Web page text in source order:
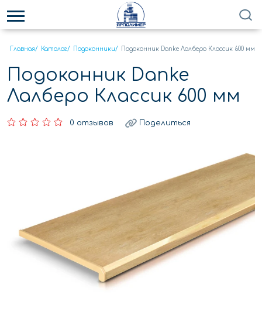
Главная/ Каталог/ Подоконники/ Подоконник Danke Лалберо Классик 600 мм
Подоконник Danke
Лалберо Классик 600 мм
0 отзывов Поделиться